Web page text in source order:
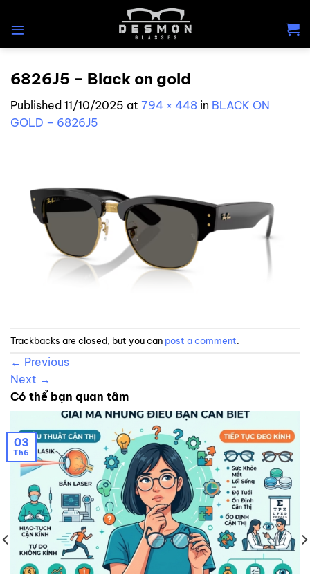
6826J5 – Black on gold
Published 11/10/2025 at 794 × 448 in BLACK ON
GOLD – 6826J5
Trackbacks are closed, but you can post a comment
← Previous
Next →
Có thể bạn quan tâm
03
Th6